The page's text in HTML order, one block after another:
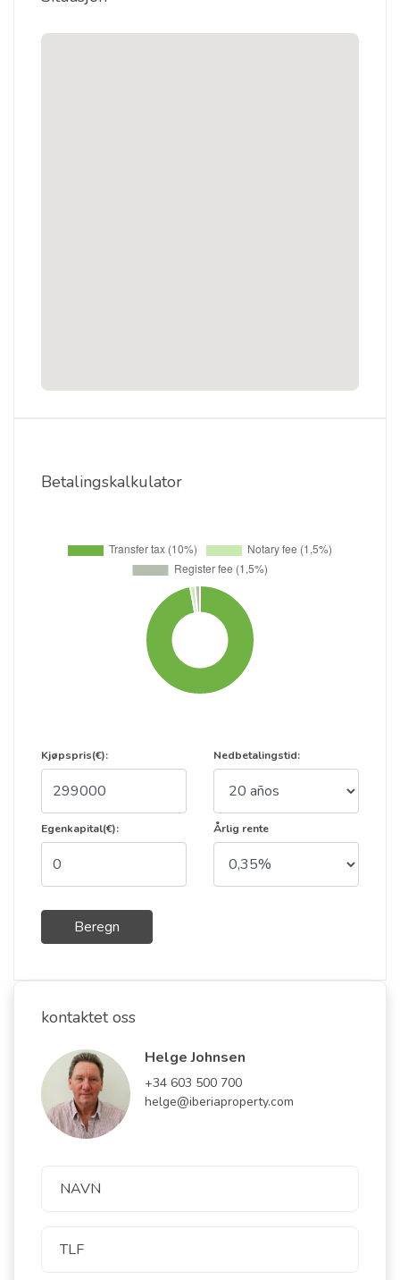
Betalingskalkulator
Kjøpspris(€):
Egenkapital(€):
Beregn
Nedbetalingstid:
Årlig rente
kontaktet oss
Helge Johnsen
+34 603 500 700
helge@iberiaproperty.com